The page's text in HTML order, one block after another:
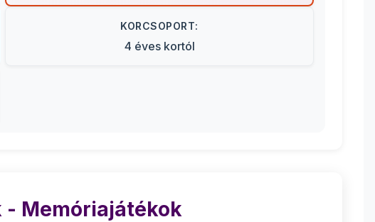
KORCSOPORT:
4 éves kortól
- Memóriajátékok